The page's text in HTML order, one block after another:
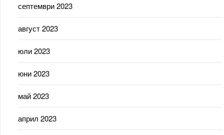
септември 2023
август 2023
юли 2023
юни 2023
май 2023
април 2023